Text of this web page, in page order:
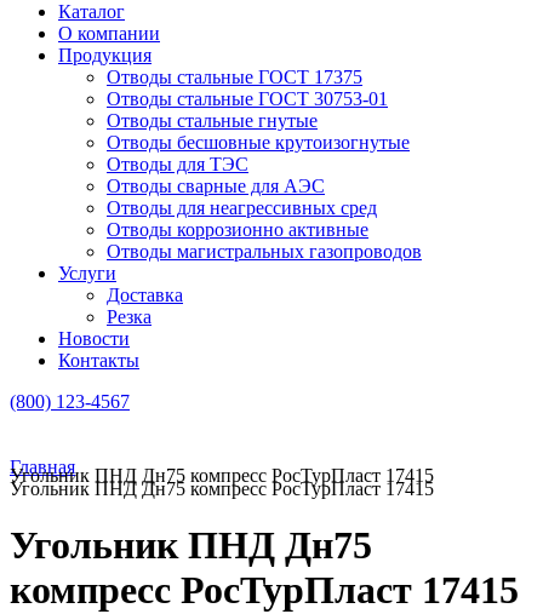
Каталог
О компании
Продукция
Отводы стальные ГОСТ 17375
Отводы стальные ГОСТ 30753-01
Отводы стальные гнутые
Отводы бесшовные крутоизогнутые
Отводы для ТЭС
Отводы сварные для АЭС
Отводы для неагрессивных сред
Отводы коррозионно активные
Отводы магистральных газопроводов
Услуги
Доставка
Резка
Новости
Контакты
(800) 123-4567
Главная
Угольник ПНД Дн75 компресс РосТурПласт 17415
Угольник ПНД Дн75 компресс РосТурПласт 17415
Угольник ПНД Дн75
компресс РосТурПласт 17415